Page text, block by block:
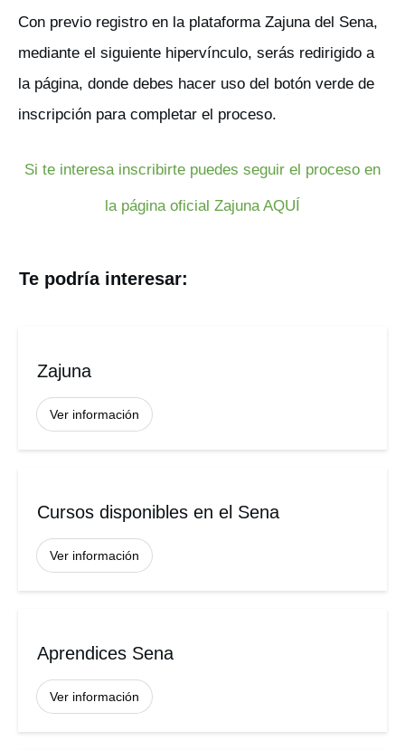
Con previo registro en la plataforma Zajuna del Sena,
mediante el siguiente hipervínculo, serás redirigido a
la página, donde debes hacer uso del botón verde de
inscripción para completar el proceso.
Si te interesa inscribirte puedes seguir el proceso en
la página oficial Zajuna AQUÍ
Te podría interesar:
Zajuna
Ver información
Cursos disponibles en el Sena
Ver información
Aprendices Sena
Ver información